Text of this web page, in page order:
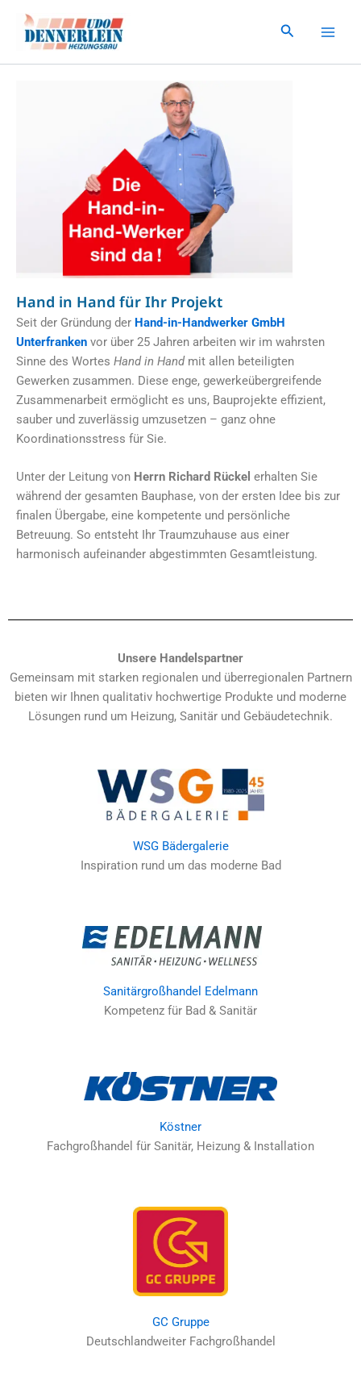
Inhalt
springen
Suchen
Hand in Hand für Ihr Projekt
Seit der Gründung der Hand-in-Handwerker GmbH
Unterfranken vor über 25 Jahren arbeiten wir im wahrsten
Sinne des Wortes Hand in Handmit allen beteiligten
Gewerken zusammen. Diese enge, gewerkeübergreifende
Zusammenarbeit ermöglicht es uns, Bauprojekte effizient,
sauber und zuverlässig umzusetzen – ganz ohne
Koordinationsstress für Sie.
Unter der Leitung von Herrn Richard Rückel erhalten Sie
während der gesamten Bauphase, von der ersten Idee bis zur
finalen Übergabe, eine kompetente und persönliche
Betreuung. So entsteht Ihr Traumzuhause aus einer
harmonisch aufeinander abgestimmten Gesamtleistung.
Unsere Handelspartner
Gemeinsam mit starken regionalen und überregionalen Partnern
bieten wir Ihnen qualitativ hochwertige Produkte und moderne
Lösungen rund um Heizung, Sanitär und Gebäudetechnik.
WSG Bädergalerie
Inspiration rund um das moderne Bad
Sanitärgroßhandel Edelmann
Kompetenz für Bad & Sanitär
Köstner
Fachgroßhandel für Sanitär, Heizung & Installation
GC Gruppe
Deutschlandweiter Fachgroßhandel